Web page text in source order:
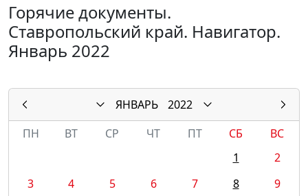
Горячие документы.
Ставропольский край. Навигатор.
Январь 2022
ЯНВАРЬ
2022
ПН
ВТ СР ЧТ ПТ СБ
ВС
1
2
3
4 5 6 7 8
9